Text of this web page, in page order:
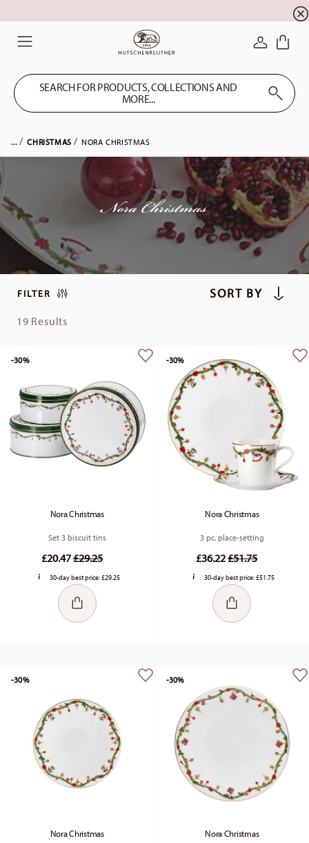
Summer SALE! Get EXTRA 5% OFF and
LOGIN
SEARCH FOR PRODUCTS, COLLECTIONS AND
MORE...
... CHRISTMAS NORA CHRISTMAS
Nora Christmas
FILTER
19 Results
Nora Christmas
Set 3 biscuit tins
£20.47Price reduced from
£29.25to
30-day best price:£29.25
-30%
Nora Christmas
3 pc. place-setting
£36.22Price reduced
£51.75to
30-day best price:£51.75
-30%
Nora Christmas
-30%
Nora Christmas
-30%